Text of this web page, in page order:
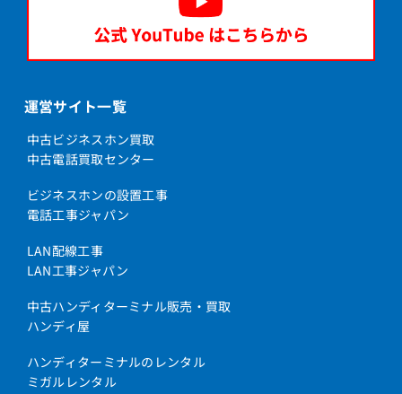
運営サイト一覧
中古ビジネスホン買取
中古電話買取センター
ビジネスホンの設置工事
電話工事ジャパン
LAN配線工事
LAN工事ジャパン
中古ハンディターミナル販売・買取
ハンディ屋
ハンディターミナルのレンタル
ミガルレンタル